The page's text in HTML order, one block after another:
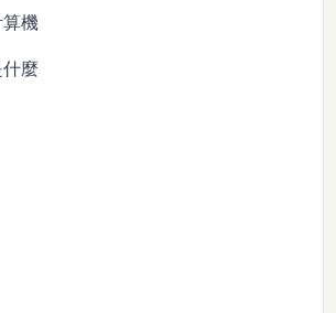
機
麼